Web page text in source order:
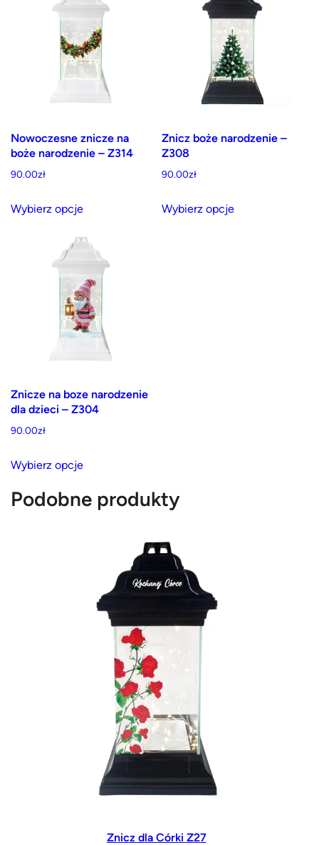
wariantów.
Opcje
można
wybrać
produktu
Nowoczesne znicze na
boże narodzenie – Z314
90.00zł
Wybierz opcje
ma
wiele
wariantów.
Opcje
można
wybrać
produktu
Znicz boże narodzenie –
Z308
90.00zł
Wybierz opcje
Znicze na boze narodzenie
dla dzieci – Z304
90.00zł
Wybierz opcje
wiele
wybrać
stronie
produktu
Podobne produkty
Znicz dla Córki Z27